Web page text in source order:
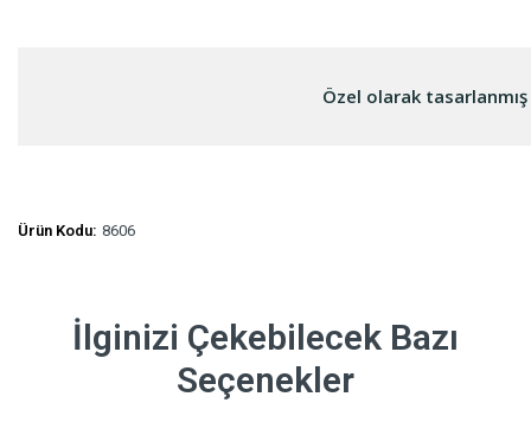
Özel olarak
Ürün Kodu: 8606
İlginizi Çekebilecek Bazı
Seçenekler